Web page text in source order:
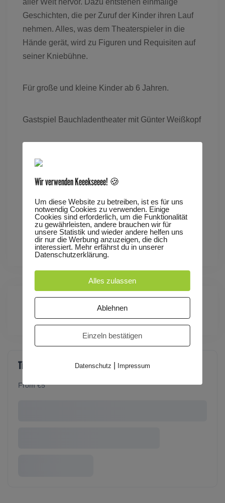
aller Welt hervor. Dazu entstehen einmalige
Geschichten, die per Zuruf der Kinder ihren Lauf
nehmen. Alles, was dem Theaterspieler in die
Hände gerät, wird zu Figuren und Requisiten auf
seiner Kniebühne.
Für große und kleine Kinder ab 6 Jahren.
Gastspiel Bauchladentheater mit Günter Weißkopf
Dauer: ca. 40 Minuten
Tags
FAMILIENVORSTELLUNG
(Europe/Berlin)
Tickets
From €5
Wir verwenden Keeekseeee! 🍪
Um diese Website zu betreiben, ist es für uns
notwendig Cookies zu verwenden. Einige
Cookies sind erforderlich, um die Funktionalität
zu gewährleisten, andere brauchen wir für
unsere Statistik und wieder andere helfen uns
dir nur die Werbung anzuzeigen, die dich
interessiert. Mehr erfährst du in unserer
Datenschutzerklärung.
Alles zulassen
Ablehnen
Einzeln bestätigen
Datenschutz Impressum